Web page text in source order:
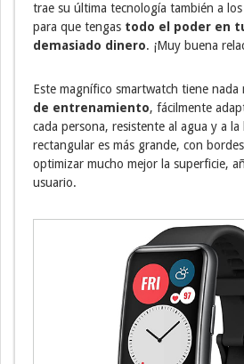
trae su última tecnología también a
para que tengas todo el poder en
demasiado dinero. ¡Muy buena
Este magnífico smartwatch tiene nada
de entrenamiento, fácilmente
cada persona, resistente al agua y a
rectangular es más grande, con
optimizar mucho mejor la superficie,
usuario.